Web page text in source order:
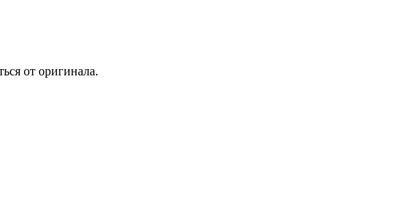
от оригинала.